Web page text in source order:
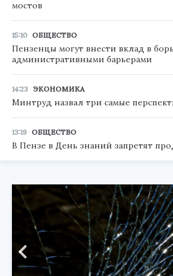
мостов
15:10 ОБЩЕСТВО
Пензенцы могут внести вклад в
административными барьерами
14:23 ЭКОНОМИКА
Минтруд назвал три самые
13:19 ОБЩЕСТВО
В Пензе в День знаний запретят